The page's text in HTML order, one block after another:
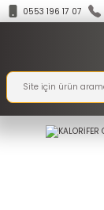
0553 196 17 07